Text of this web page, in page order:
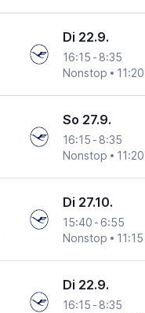
Di 22.9.
16:15 - 8:35
Nonstop
So 27.9.
16:15 - 8:35
Nonstop
Di 27.10.
15:40 - 6:55
Nonstop
Di 22.9.
16:15 - 8:35